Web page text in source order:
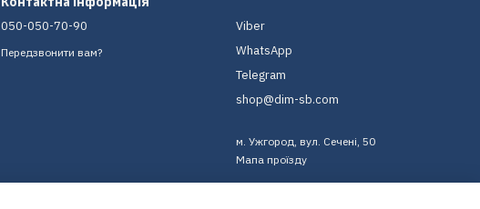
050-050-70-90
Передзвонити вам?
Viber
WhatsApp
Telegram
shop@dim-sb.com
м. Ужгород, вул. Сечені, 50
Мапа проїзду